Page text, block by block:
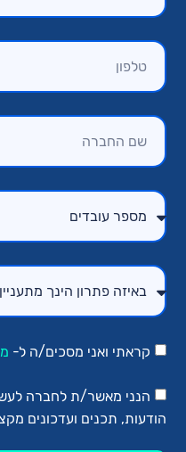
קראתי ואני מסכים/ה ל-
הנני מאשר/ת לחברה
הודעות, תכנים ועדכונים